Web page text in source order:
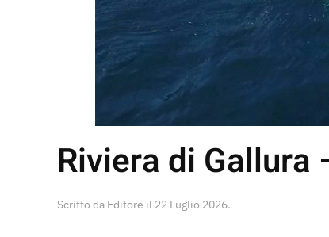
Riviera di Gallura
Scritto da Editore il 22 Luglio 2026.